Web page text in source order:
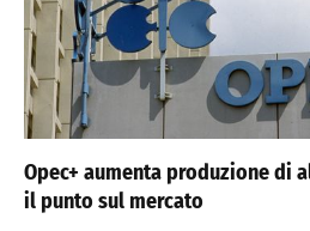
Opec+ aumenta produzione di
il punto sul mercato